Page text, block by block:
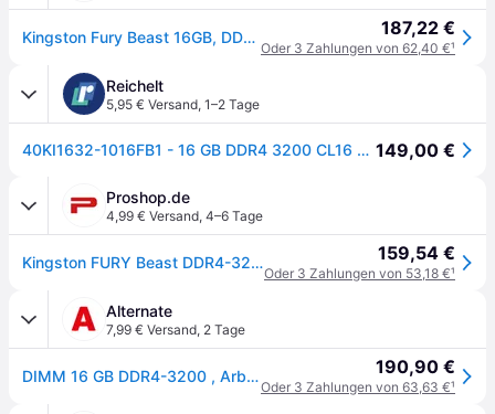
Kingston Fury Beast 16GB, DDR4, 3200MHz (PC4-25600), CL16, DIMM Speicher 187,22 €
Oder 3 Zahlungen von 62,40 €¹
Reichelt
5,95 € Versand, 1–2 Tage
40KI1632-1016FB1 - 16 GB DDR4 3200 CL16 Kingston FURY Beast Black 149,00 €
Proshop.de
4,99 € Versand, 4–6 Tage
Kingston FURY Beast DDR4-3200 - 16GB - CL16 - Single Channel (1 pcs) - Intel XMP - Schwarz 159,54 €
Oder 3 Zahlungen von 53,18 €¹
Alternate
7,99 € Versand, 2 Tage
DIMM 16 GB DDR4-3200 , Arbeitsspeicher 190,90 €
Oder 3 Zahlungen von 63,63 €¹